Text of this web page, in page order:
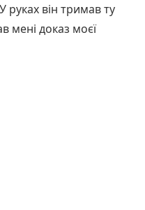
руках він тримав ту
мені доказ моєї